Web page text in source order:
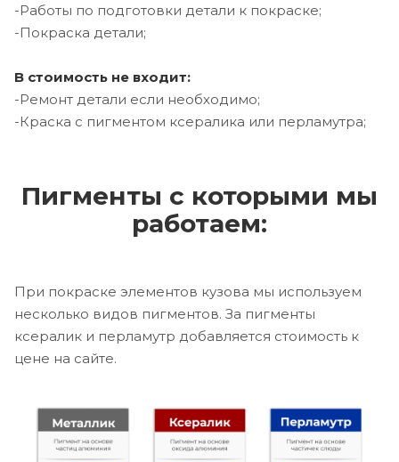
-Работы по подготовки детали к покраске;
-Покраска детали;
В стоимость не входит:
-Ремонт детали если необходимо;
-Краска с пигментом ксералика или перламутра;
Пигменты с которыми мы
работаем:
При покраске элементов кузова мы используем
несколько видов пигментов. За пигменты
ксералик и перламутр добавляется стоимость к
цене на сайте.